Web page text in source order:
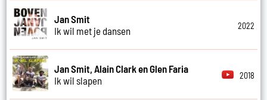
Jan Smit
Ik wil met je dansen
2022
Jan Smit, Alain Clark en Glen Faria
Ik wil slapen
2018